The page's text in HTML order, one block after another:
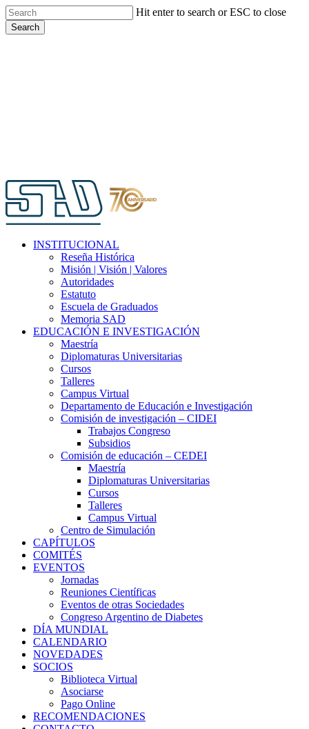
Skip
to
main
Hit enter to search or ESC to close
Search
Menu
INSTITUCIONAL
Reseña Histórica
Misión | Visión | Valores
Autoridades
Estatuto
Escuela de Graduados
Memoria SAD
EDUCACIÓN E INVESTIGACIÓN
Maestría
Diplomaturas Universitarias
Cursos
Talleres
Campus Virtual
Departamento de Educación e Investigación
Comisión de investigación – CIDEI
Trabajos Congreso
Subsidios
Comisión de educación – CEDEI
Maestría
Diplomaturas Universitarias
Cursos
Talleres
Campus Virtual
Centro de Simulación
CAPÍTULOS
COMITÉS
EVENTOS
Jornadas
Reuniones Científicas
Eventos de otras Sociedades
Congreso Argentino de Diabetes
DÍA MUNDIAL
CALENDARIO
NOVEDADES
SOCIOS
Biblioteca Virtual
Asociarse
Pago Online
RECOMENDACIONES